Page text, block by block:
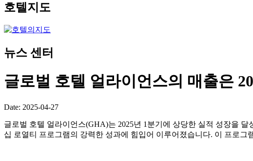
호텔지도
뉴스 센터
글로벌 호텔 얼라이언스의 매출은
Date: 2025-04-27
글로벌 호텔 얼라이언스(GHA)는 2025년 1분기에 상당한 실적 성장을
십 로열티 프로그램의 강력한 성과에 힘입어 이루어졌습니다. 이 프로